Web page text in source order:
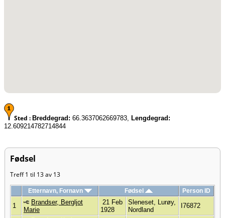
Sted : Breddegrad: 66.3637062669783, Lengdegrad:
12.609214782714844
Fødsel
Treff 1 til 13 av 13
Etternavn, Fornavn Fødsel Person ID
1
Brandser, Bergljot
Marie
21 Feb
1928
Sleneset, Lurøy,
Nordland
I76872